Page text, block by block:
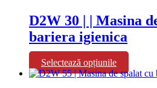
pagina
multe
fi
alese
D2W 30 | | Masina
bariera igienica
Selectează opțiunile
produs